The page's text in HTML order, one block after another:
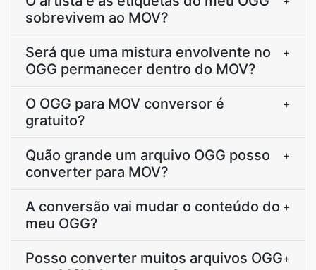
sobrevivem ao MOV?
Será que uma mistura envolvente no
OGG permanecer dentro do MOV?
+
O OGG para MOV conversor é
gratuito?
+
Quão grande um arquivo OGG posso
converter para MOV?
+
A conversão vai mudar o conteúdo do
meu OGG?
+
Posso converter muitos arquivos OGG+